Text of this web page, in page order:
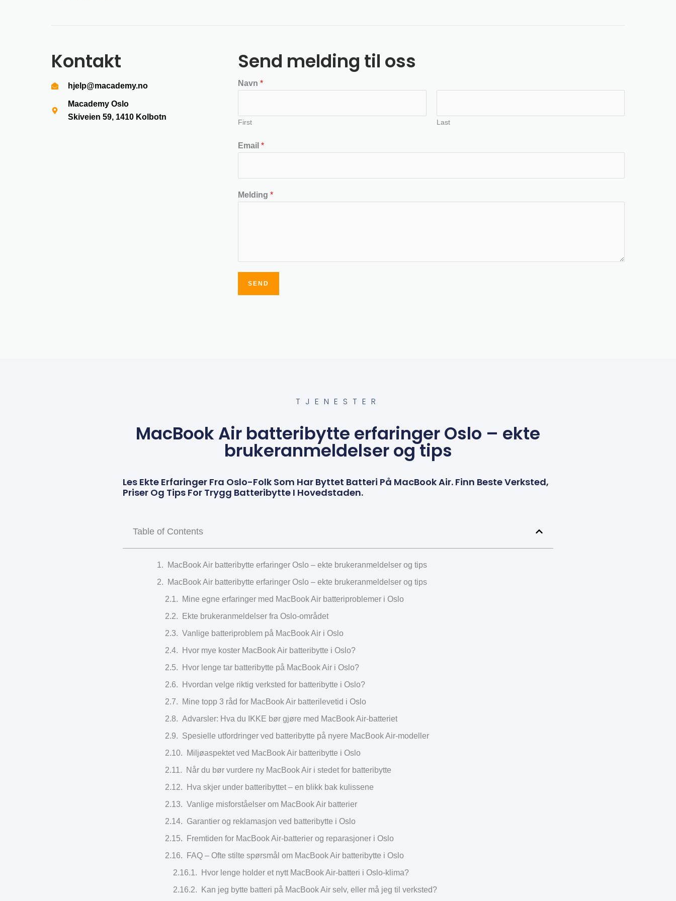
Kontakt
hjelp@macademy.no
Macademy Oslo
Skiveien 59, 1410 Kolbotn
Send melding til oss
Navn*
First Last
Email*
Melding*
SEND
TJENESTER
MacBook Air batteribytte erfaringer Oslo – ekte
brukeranmeldelser og tips
Les Ekte Erfaringer Fra Oslo-Folk Som Har Byttet Batteri På MacBook Air. Finn Beste Verksted,
Priser Og Tips For Trygg Batteribytte I Hovedstaden.
Table of Contents
MacBook Air batteribytte erfaringer Oslo – ekte brukeranmeldelser og tips
MacBook Air batteribytte erfaringer Oslo – ekte brukeranmeldelser og tips
Mine egne erfaringer med MacBook Air batteriproblemer i Oslo
Ekte brukeranmeldelser fra Oslo-området
Vanlige batteriproblem på MacBook Air i Oslo
Hvor mye koster MacBook Air batteribytte i Oslo?
Hvor lenge tar batteribytte på MacBook Air i Oslo?
Hvordan velge riktig verksted for batteribytte i Oslo?
Mine topp 3 råd for MacBook Air batterilevetid i Oslo
Advarsler: Hva du IKKE bør gjøre med MacBook Air-batteriet
Spesielle utfordringer ved batteribytte på nyere MacBook Air-modeller
Miljøaspektet ved MacBook Air batteribytte i Oslo
Når du bør vurdere ny MacBook Air i stedet for batteribytte
Hva skjer under batteribyttet – en blikk bak kulissene
Vanlige misforståelser om MacBook Air batterier
Garantier og reklamasjon ved batteribytte i Oslo
Fremtiden for MacBook Air-batterier og reparasjoner i Oslo
FAQ – Ofte stilte spørsmål om MacBook Air batteribytte i Oslo
Hvor lenge holder et nytt MacBook Air-batteri i Oslo-klima?
Kan jeg bytte batteri på MacBook Air selv, eller må jeg til verksted?